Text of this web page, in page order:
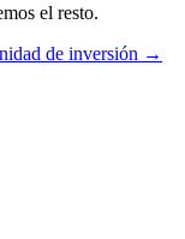
el resto.
de inversión →